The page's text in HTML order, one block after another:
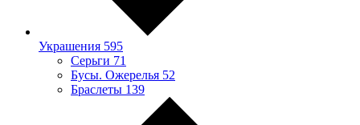
Украшения 595
Серьги 71
Бусы. Ожерелья 52
Браслеты 139